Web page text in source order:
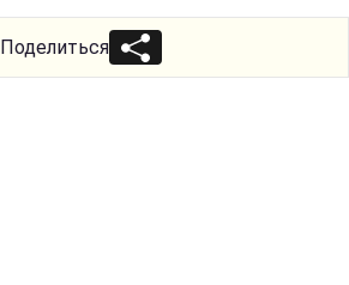
Поделиться